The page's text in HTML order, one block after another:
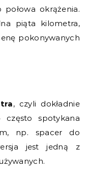
okrążenia.
piąta kilometra,
pokonywanych
, czyli dokładnie
spotykana
np. spacer do
jest jedną z